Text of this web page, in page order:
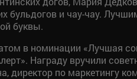
бульдогов и чау-чау.
буквы.
в номинации «Лучшая
Награду вручили
по маркетингу